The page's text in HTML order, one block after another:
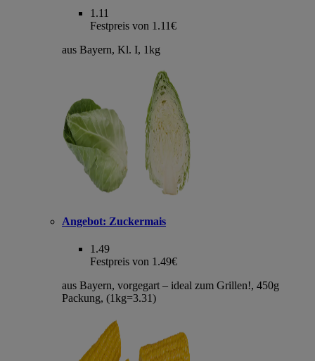
1.11
Festpreis von 1.11€
aus Bayern, Kl. I, 1kg
Angebot: Zuckermais
1.49
Festpreis von 1.49€
aus Bayern, vorgegart – ideal zum Grillen!, 450g
Packung, (1kg=3.31)